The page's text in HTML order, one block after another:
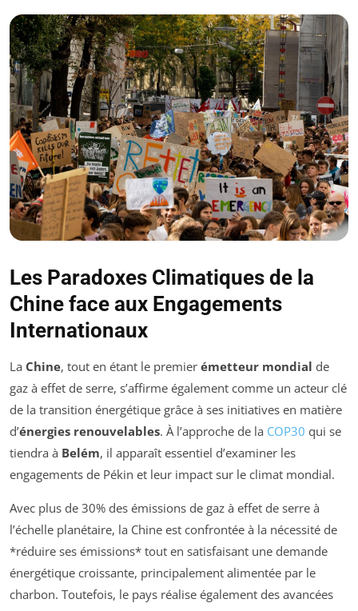
Les Paradoxes Climatiques de la
Chine face aux Engagements
Internationaux
La Chine, tout en étant le premier émetteur mondial de
gaz à effet de serre, s’affirme également comme un acteur clé
de la transition énergétique grâce à ses initiatives en matière
d’énergies renouvelables. À l’approche de la COP30 qui se
tiendra à Belém, il apparaît essentiel d’examiner les
engagements de Pékin et leur impact sur le climat mondial.
Avec plus de 30% des émissions de gaz à effet de serre à
l’échelle planétaire, la Chine est confrontée à la nécessité de
*réduire ses émissions* tout en satisfaisant une demande
énergétique croissante, principalement alimentée par le
charbon. Toutefois, le pays réalise également des avancées